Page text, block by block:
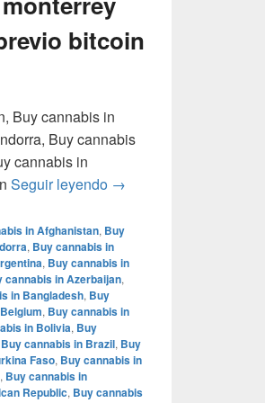
bitcoin
Buy cannabis in
Buy cannabis
cannabis in
Seguir leyendo Donde comprar
→
in Afghanistan, Buy
, Buy cannabis in
, Buy cannabis in
cannabis in Azerbaijan,
in Bangladesh, Buy
, Buy cannabis in
in Bolivia, Buy
Buy cannabis in Brazil, Buy
Faso, Buy cannabis in
, Buy cannabis in
Republic, Buy cannabis